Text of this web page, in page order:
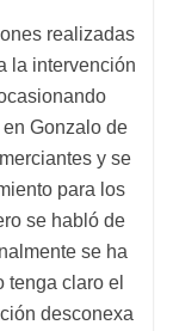
realizadas
la intervención
Gonzalo de
y se
para los
se habló de
se ha
tenga claro el
desconexa